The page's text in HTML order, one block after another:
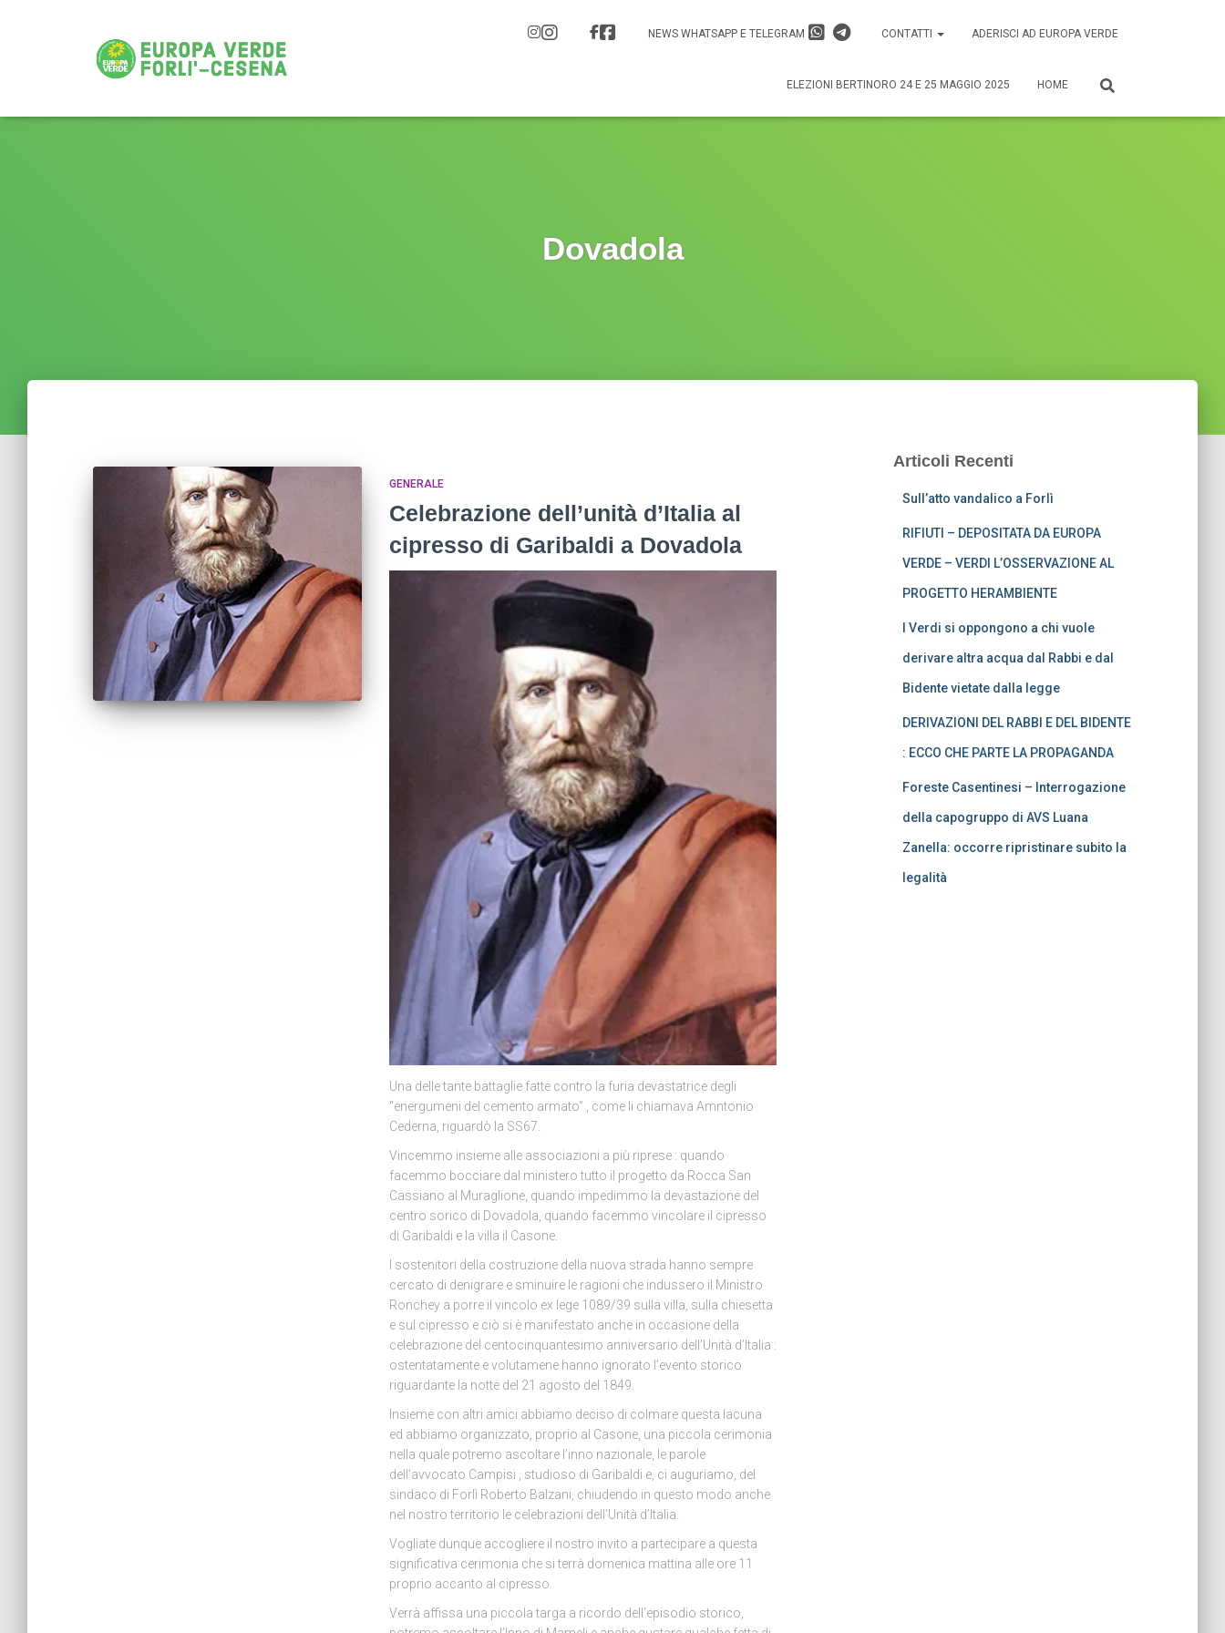
NEWS WHATSAPP E TELEGRAM CONTATTI ADERISCI AD EUROPA VERDE
ELEZIONI BERTINORO 24 E 25 MAGGIO 2025 HOME
Dovadola
GENERALE
Celebrazione dell’unità d’Italia al
cipresso di Garibaldi a Dovadola
Una delle tante battaglie fatte contro la furia devastatrice degli
“energumeni del cemento armato” , come li chiamava Amntonio
Cederna, riguardò la SS67.
Vincemmo insieme alle associazioni a più riprese : quando
facemmo bocciare dal ministero tutto il progetto da Rocca San
Cassiano al Muraglione, quando impedimmo la devastazione del
centro sorico di Dovadola, quando facemmo vincolare il cipresso
di Garibaldi e la villa il Casone.
I sostenitori della costruzione della nuova strada hanno sempre
cercato di denigrare e sminuire le ragioni che indussero il Ministro
Ronchey a porre il vincolo ex lege 1089/39 sulla villa, sulla chiesetta
e sul cipresso e ciò si è manifestato anche in occasione della
celebrazione del centocinquantesimo anniversario dell’Unità d’Italia :
ostentatamente e volutamene hanno ignorato l’evento storico
riguardante la notte del 21 agosto del 1849.
Insieme con altri amici abbiamo deciso di colmare questa lacuna
ed abbiamo organizzato, proprio al Casone, una piccola cerimonia
nella quale potremo ascoltare l’inno nazionale, le parole
dell’avvocato Campisi , studioso di Garibaldi e, ci auguriamo, del
sindaco di Forlì Roberto Balzani, chiudendo in questo modo anche
nel nostro territorio le celebrazioni dell’Unità d’Italia.
Vogliate dunque accogliere il nostro invito a partecipare a questa
significativa cerimonia che si terrà domenica mattina alle ore 11
proprio accanto al cipresso.
Verrà affissa una piccola targa a ricordo dell’episodio storico,
Articoli Recenti
Sull’atto vandalico a Forlì
RIFIUTI – DEPOSITATA DA EUROPA
VERDE – VERDI L’OSSERVAZIONE AL
PROGETTO HERAMBIENTE
I Verdi si oppongono a chi vuole
derivare altra acqua dal Rabbi e dal
Bidente vietate dalla legge
DERIVAZIONI DEL RABBI E DEL BIDENTE
: ECCO CHE PARTE LA PROPAGANDA
Foreste Casentinesi – Interrogazione
della capogruppo di AVS Luana
Zanella: occorre ripristinare subito la
legalità